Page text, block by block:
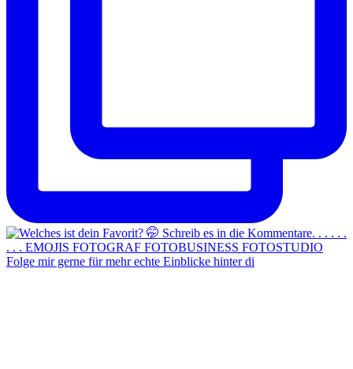
Folge mir gerne für mehr echte Einblicke hinter di